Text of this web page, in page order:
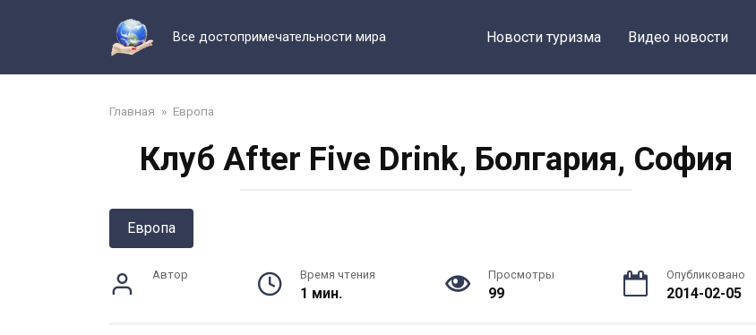
Все достопримечательности мира Новости туризма Видео новости
Главная » Европа
Клуб After Five Drink, Болгария, София
Европа
Автор Время чтения
1 мин.
Просмотры
99
Опубликовано
2014-02-05